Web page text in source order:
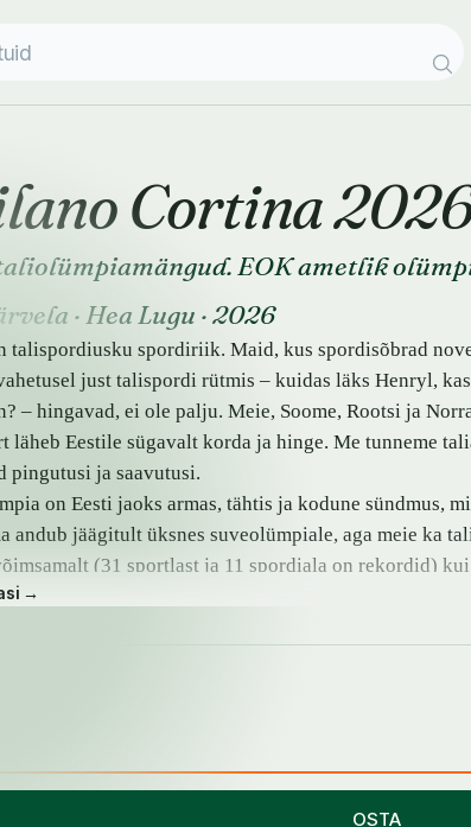
Cortina
EOK ametlik
·Hea Lugu ·2026
talispordiusku spordiriik. Maid, kus spordisõbrad
just talispordi rütmis – kuidas läks Henryl,
– hingavad, ei ole palju. Meie, Soome, Rootsi ja
läheb Eestile sügavalt korda ja hinge. Me tunneme
pingutusi ja saavutusi.
on Eesti jaoks armas, tähtis ja kodune sündmus,
andub jäägitult üksnes suveolümpiale, aga meie ka
(31 sportlast ja 11 spordiala on rekordid)
sportlane stardis ning enamikul päevadest ka
→
OSTA